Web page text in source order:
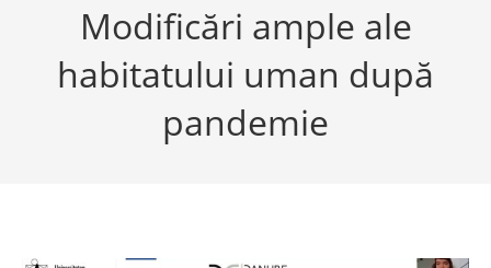
Modificări ample ale
habitatului uman după
pandemie